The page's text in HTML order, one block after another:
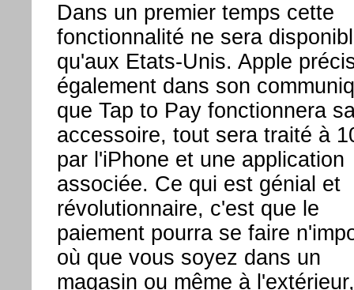
Dans un premier temps cette
fonctionnalité ne sera
qu'aux Etats-Unis. Apple
également dans son
que Tap to Pay fonctionnera
accessoire, tout sera traité à
par l'iPhone et une application
associée. Ce qui est génial et
révolutionnaire, c'est que le
paiement pourra se faire
où que vous soyez dans un
magasin ou même à